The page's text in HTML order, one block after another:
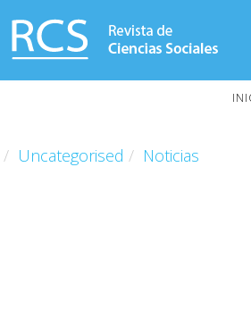
Uncategorised Noticias